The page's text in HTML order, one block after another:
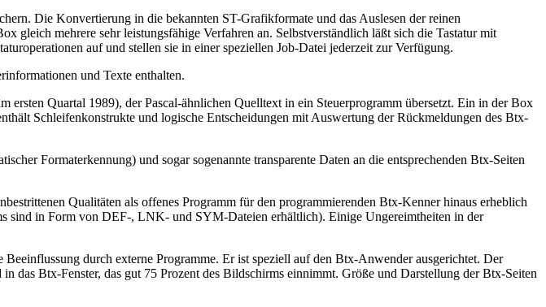
Die Konvertierung in die bekannten ST-Grafikformate und das Auslesen der reinen
gleich mehrere sehr leistungsfähige Verfahren an. Selbstverständlich läßt sich die Tastatur mit
auf und stellen sie in einer speziellen Job-Datei jederzeit zur Verfügung.
und Texte enthalten.
Quartal 1989), der Pascal-ähnlichen Quelltext in ein Steuerprogramm übersetzt. Ein in der Box
Schleifenkonstrukte und logische Entscheidungen mit Auswertung der Rückmeldungen des Btx-
Formaterkennung) und sogar sogenannte transparente Daten an die entsprechenden Btx-Seiten
Qualitäten als offenes Programm für den programmierenden Btx-Kenner hinaus erheblich
sind in Form von DEF-, LNK- und SYM-Dateien erhältlich). Einige Ungereimtheiten in der
durch externe Programme. Er ist speziell auf den Btx-Anwender ausgerichtet. Der
Btx-Fenster, das gut 75 Prozent des Bildschirms einnimmt. Größe und Darstellung der Btx-Seiten